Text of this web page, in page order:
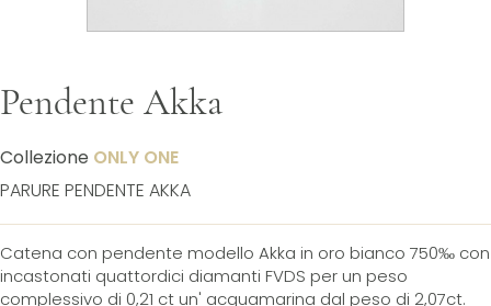
Pendente Akka
Collezione ONLY ONE
PARURE PENDENTE AKKA
Catena con pendente modello Akka in oro bianco 750‰ con
incastonati quattordici diamanti FVDS per un peso
complessivo di 0,21 ct un' acquamarina dal peso di 2,07ct.